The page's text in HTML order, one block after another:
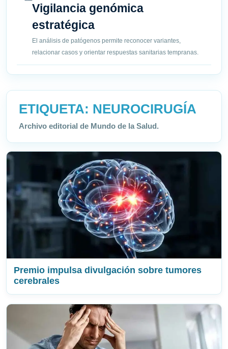
Vigilancia genómica
estratégica
El análisis de patógenos permite reconocer variantes,
relacionar casos y orientar respuestas sanitarias tempranas.
ETIQUETA: NEUROCIRUGÍA
Archivo editorial de Mundo de la Salud.
Premio impulsa divulgación sobre tumores
cerebrales